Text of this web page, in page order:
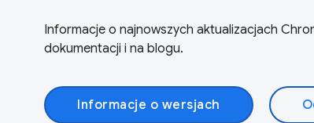
Informacje o najnowszych aktualizacjach
dokumentacji i na blogu.
Informacje o wersjach